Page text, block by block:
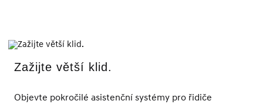
Zažijte větší klid.
Objevte pokročilé asistenční systémy pro řidiče